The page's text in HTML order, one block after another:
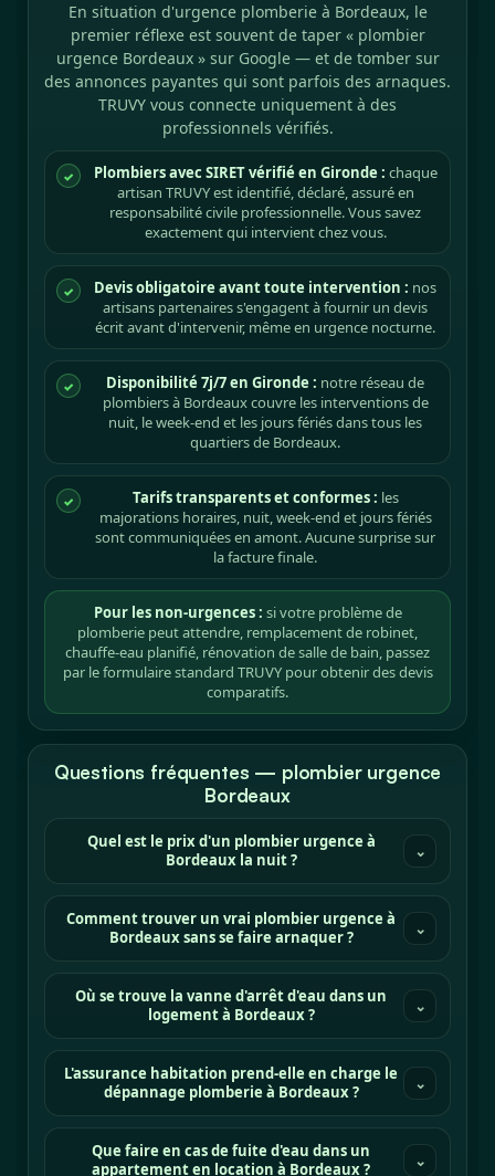
En situation d'urgence plomberie à Bordeaux, le
premier réflexe est souvent de taper « plombier
urgence Bordeaux » sur Google — et de tomber sur
des annonces payantes qui sont parfois des arnaques.
TRUVY vous connecte uniquement à des
professionnels vérifiés.
✓ Plombiers avec SIRET vérifié en Gironde : chaque
artisan TRUVY est identifié, déclaré, assuré en
responsabilité civile professionnelle. Vous savez
exactement qui intervient chez vous.
✓ Devis obligatoire avant toute intervention : nos
artisans partenaires s'engagent à fournir un devis
écrit avant d'intervenir, même en urgence nocturne.
✓ Disponibilité 7j/7 en Gironde : notre réseau de
plombiers à Bordeaux couvre les interventions de
nuit, le week-end et les jours fériés dans tous les
quartiers de Bordeaux.
✓ Tarifs transparents et conformes : les
majorations horaires, nuit, week-end et jours fériés
sont communiquées en amont. Aucune surprise sur
la facture finale.
Pour les non-urgences : si votre problème de
plomberie peut attendre, remplacement de robinet,
chauffe-eau planifié, rénovation de salle de bain, passez
par le formulaire standard TRUVY pour obtenir des devis
comparatifs.
Questions fréquentes — plombier urgence
Bordeaux
Quel est le prix d'un plombier urgence à
Bordeaux la nuit ?
⌄
Comment trouver un vrai plombier urgence à
Bordeaux sans se faire arnaquer ?
⌄
Où se trouve la vanne d'arrêt d'eau dans un
logement à Bordeaux ?
⌄
L'assurance habitation prend-elle en charge le
dépannage plomberie à Bordeaux ?
⌄
Que faire en cas de fuite d'eau dans un
appartement en location à Bordeaux ?
⌄